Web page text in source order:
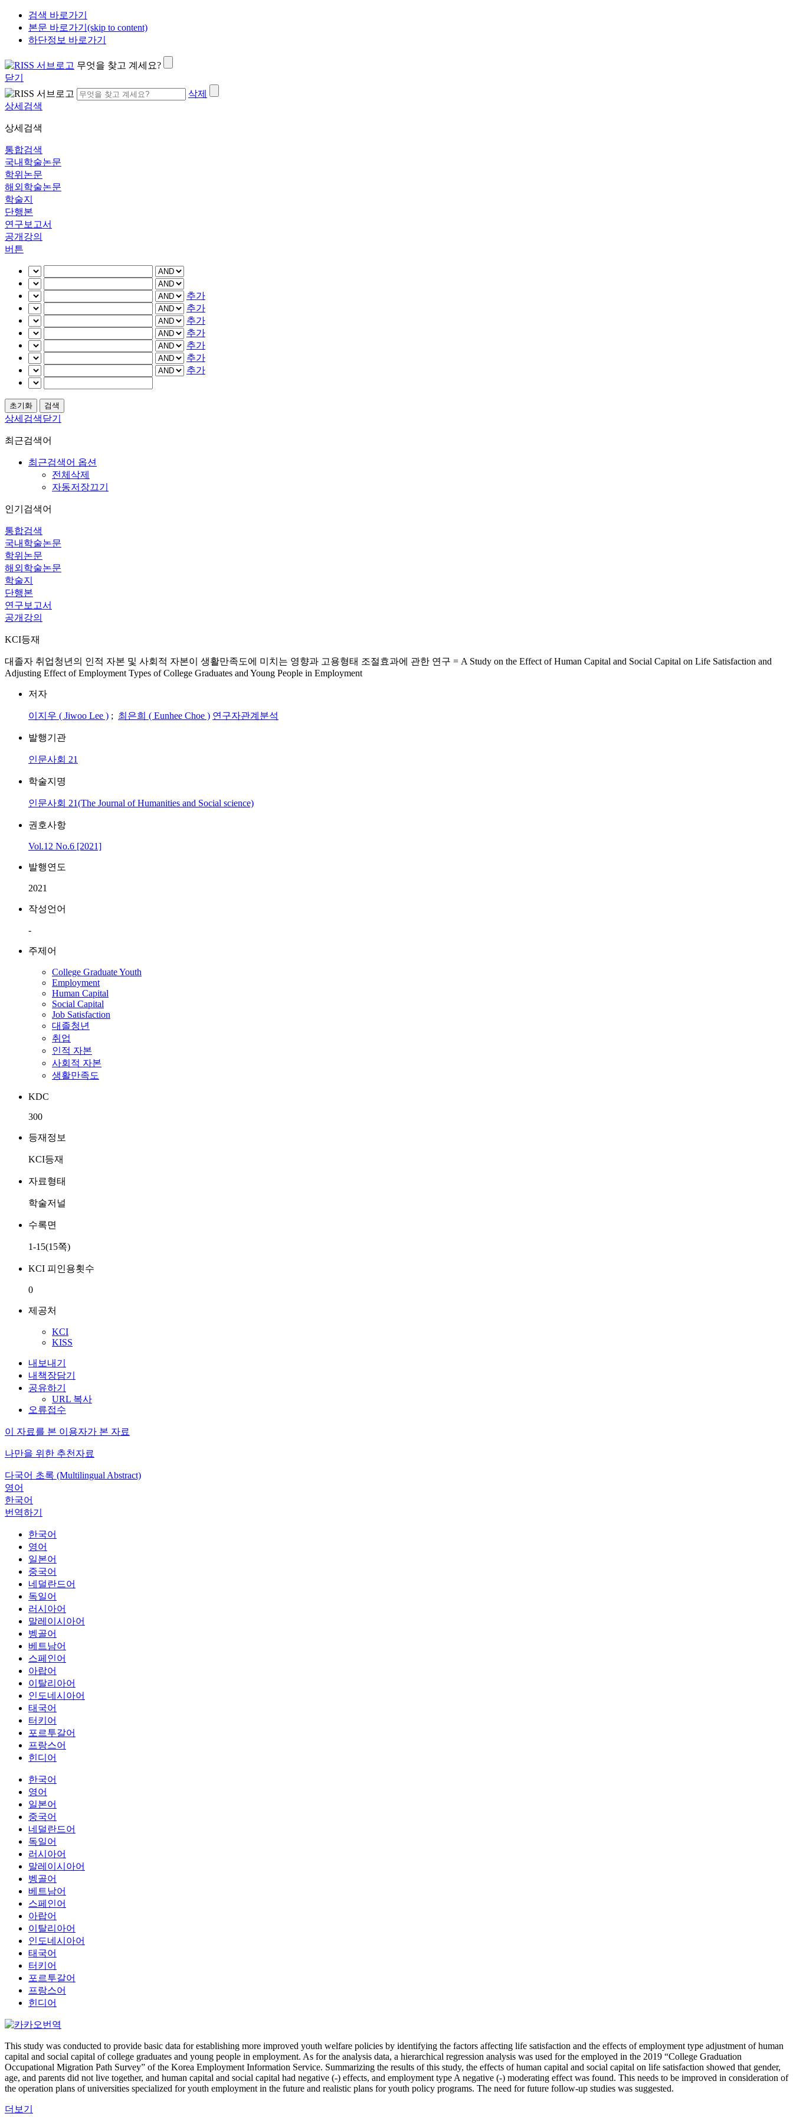
검색 바로가기
본문 바로가기(skip to content)
하단정보 바로가기
무엇을 찾고 계세요?
닫기
삭제
상세검색
상세검색
통합검색
국내학술논문
학위논문
해외학술논문
학술지
단행본
연구보고서
공개강의
버튼
추가
추가
추가
추가
추가
추가
추가
상세검색닫기
최근검색어
최근검색어 옵션
전체삭제
자동저장끄기
인기검색어
통합검색
국내학술논문
학위논문
해외학술논문
학술지
단행본
연구보고서
공개강의
KCI등재
대졸자 취업청년의 인적 자본 및 사회적 자본이 생활만족도에 미치는 영향과 고용형태 조절효과에 관한 연구 = A Study on the Effect of Human Capital and Social Capital on Life Satisfaction and
Adjusting Effect of Employment Types of College Graduates and Young People in Employment
저자
이지우 ( Jiwoo Lee ) ; 최은희 ( Eunhee Choe ) 연구자관계분석
발행기관
인문사회 21
학술지명
인문사회 21(The Journal of Humanities and Social science)
권호사항
Vol.12 No.6 [2021]
발행연도
2021
작성언어
-
주제어
College Graduate Youth
Employment
Human Capital
Social Capital
Job Satisfaction
대졸청년
취업
인적 자본
사회적 자본
생활만족도
KDC
300
등재정보
KCI등재
자료형태
학술저널
수록면
1-15(15쪽)
KCI 피인용횟수
0
제공처
KCI
KISS
내보내기
내책장담기
공유하기
URL 복사
오류접수
이 자료를 본 이용자가 본 자료
나만을 위한 추천자료
다국어 초록 (Multilingual Abstract)
영어
한국어
번역하기
한국어
영어
일본어
중국어
네덜란드어
독일어
러시아어
말레이시아어
벵골어
베트남어
스페인어
아랍어
이탈리아어
인도네시아어
태국어
터키어
포르투갈어
프랑스어
힌디어
한국어
영어
일본어
중국어
네덜란드어
독일어
러시아어
말레이시아어
벵골어
베트남어
스페인어
아랍어
이탈리아어
인도네시아어
태국어
터키어
포르투갈어
프랑스어
힌디어
This study was conducted to provide basic data for establishing more improved youth welfare policies by identifying the factors affecting life satisfaction and the effects of employment type adjustment of human
capital and social capital of college graduates and young people in employment. As for the analysis data, a hierarchical regression analysis was used for the employed in the 2019 “College Graduation
Occupational Migration Path Survey” of the Korea Employment Information Service. Summarizing the results of this study, the effects of human capital and social capital on life satisfaction showed that gender,
age, and parents did not live together, and human capital and social capital had negative (-) effects, and employment type A negative (-) moderating effect was found. This needs to be improved in consideration of
the operation plans of universities specialized for youth employment in the future and realistic plans for youth policy programs. The need for future follow-up studies was suggested.
더보기